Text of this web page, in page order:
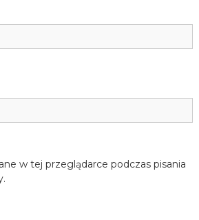
w tej przeglądarce podczas pisania